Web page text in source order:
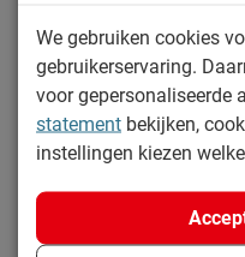
hebben we het hele jaar
koop jij je matras voor
Gerelateerde
Kindermatrassen
Matras aanbiedingen
We gebruiken cookies
gebruikerservaring.
voor gepersonaliseerde
statement bekijken,
instellingen kiezen